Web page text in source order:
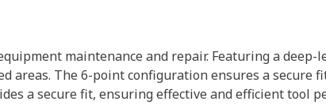
maintenance and repair. Featuring a deep-
areas. The 6-point configuration ensures a secure
a secure fit, ensuring effective and efficient tool